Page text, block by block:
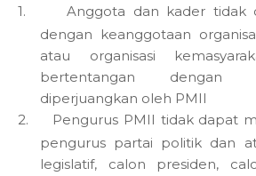
1.
Anggota dan kader tidak
dengan keanggotaan
atau organisasi
bertentangan dengan
diperjuangkan oleh PMII
2.
Pengurus PMII tidak dapat
pengurus partai politik dan
legislatif, calon presiden,